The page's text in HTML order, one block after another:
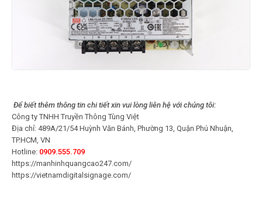
Để biết thêm thông tin chi tiết xin vui lòng liên hệ với chúng tôi:
Công ty TNHH Truyền Thông Tùng Việt
Địa chỉ: 489A/21/54 Huỳnh Văn Bánh, Phường 13, Quận Phú Nhuận,
TP.HCM, VN
Hotline: 0909.555.709
https://manhinhquangcao247.com/
https://vietnamdigitalsignage.com/